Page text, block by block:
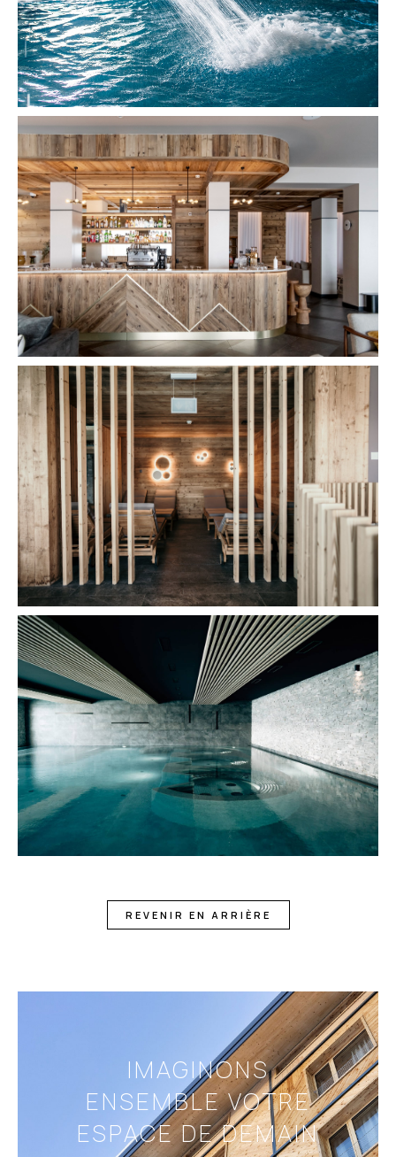
REVENIR EN ARRIÈRE
IMAGINONS
ENSEMBLE VOTRE
ESPACE DE DEMAIN